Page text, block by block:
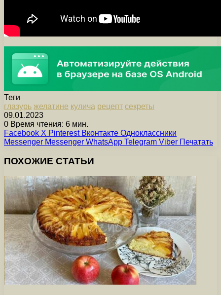
Теги
глазурь желатине кулича рецепт секреты
09.01.2023
0 Время чтения: 6 мин.
Facebook X Pinterest Вконтакте Одноклассники
Messenger Messenger WhatsApp Telegram Viber Печатать
ПОХОЖИЕ СТАТЬИ